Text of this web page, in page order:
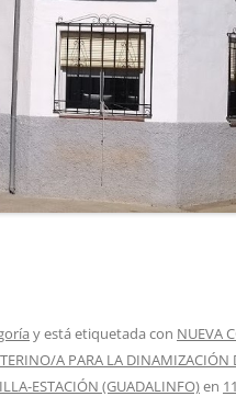
y está etiquetada con NUEVA
A PARA LA DINAMIZACIÓN
ESTACIÓN (GUADALINFO)en